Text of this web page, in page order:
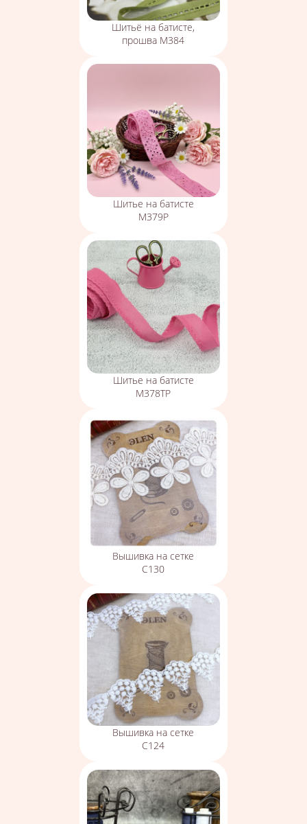
Шитьё на батисте,
прошва М384
Шитье на батисте
М379Р
Шитье на батисте
М378ТР
Вышивка на сетке
С130
Вышивка на сетке
С124